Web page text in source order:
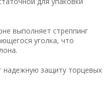
выполняет стреппинг
уголка, что
надежную защиту торцевых